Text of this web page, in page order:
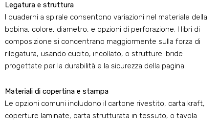
Legatura e struttura
I quaderni a spirale consentono variazioni nel materiale della
bobina, colore, diametro, e opzioni di perforazione. I libri di
composizione si concentrano maggiormente sulla forza di
rilegatura, usando cucito, incollato, o strutture ibride
progettate per la durabilità e la sicurezza della pagina.
Materiali di copertina e stampa
Le opzioni comuni includono il cartone rivestito, carta kraft,
coperture laminate, carta strutturata in tessuto, o tavola